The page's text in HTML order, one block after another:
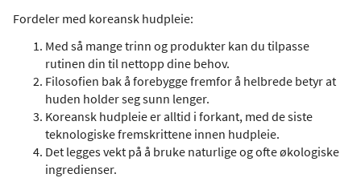
Fordeler med koreansk hudpleie:
Med så mange trinn og produkter kan du tilpasse
rutinen din til nettopp dine behov.
Filosofien bak å forebygge fremfor å helbrede betyr at
huden holder seg sunn lenger.
Koreansk hudpleie er alltid i forkant, med de siste
teknologiske fremskrittene innen hudpleie.
Det legges vekt på å bruke naturlige og ofte økologiske
ingredienser.